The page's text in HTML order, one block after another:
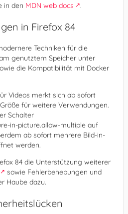
in den MDN web docs .
in Firefox 84
Techniken für die
genutztem Speicher unter
die Kompatibilität mit Docker
Videos merkt sich ab sofort
für weitere Verwendungen.
Schalter
in-picture.allow-multiple auf
ab sofort mehrere Bild-in-
werden.
84 die Unterstützung weiterer
sowie Fehlerbehebungen und
Haube dazu.